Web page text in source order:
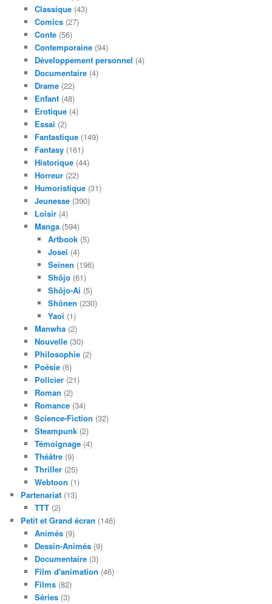
Classique(43)
Comics(27)
Conte(56)
Contemporaine(94)
Développement personnel (4)
Documentaire(4)
Drame(22)
Enfant(48)
Erotique(4)
Essai (2)
Fantastique(149)
Fantasy(161)
Historique(44)
Horreur(22)
Humoristique(31)
Jeunesse(390)
Loisir(4)
Manga(594)
Artbook (5)
Josei (4)
Seinen (196)
Shôjo (61)
Shôjo-Ai (5)
Shônen (230)
Yaoi (1)
Manwha(2)
Nouvelle(30)
Philosophie(2)
Poésie(6)
Policier(21)
Roman (2)
Romance(34)
Science-Fiction (32)
Steampunk(2)
Témoignage(4)
Théâtre(9)
Thriller(25)
Webtoon (1)
Partenariat (13)
TTT(2)
Petit et Grand écran (146)
Animés(9)
Dessin-Animés(9)
Documentaire(3)
Film d'animation (46)
Films(82)
Séries(3)